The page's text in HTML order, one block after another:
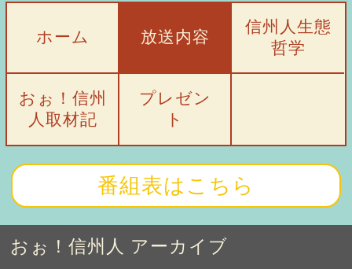
ホーム 放送内容
信州人生態
哲学
おぉ！信州
人取材記
プレゼン
ト
番組表はこちら
おぉ！信州人 アーカイブ